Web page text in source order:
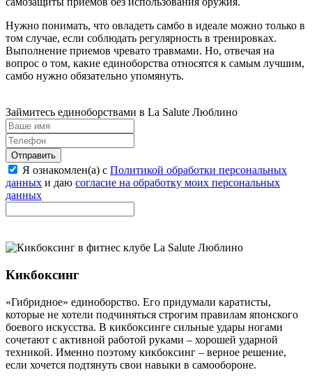
Нужно понимать, что овладеть самбо в идеале можно только в
том случае, если соблюдать регулярность в тренировках.
Выполнение приемов чревато травмами. Но, отвечая на
вопрос о том, какие единоборства относятся к самым лучшим,
самбо нужно обязательно упомянуть.
Займитесь единоборствами в La Salute Люблино
Отправить
Я ознакомлен(а) с Политикой обработки персональных
данных и даю согласие на обработку моих персональных
данных
Кикбоксинг
«Гибридное» единоборство. Его придумали каратисты,
которые не хотели подчиняться строгим правилам японского
боевого искусства. В кикбоксинге сильные удары ногами
сочетают с активной работой руками – хорошей ударной
техникой. Именно поэтому кикбоксинг – верное решение,
если хочется подтянуть свои навыки в самообороне.